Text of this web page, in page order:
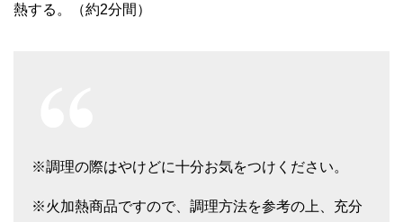
熱する。（約2分間）
※調理の際はやけどに十分お気をつけください。
※火加熱商品ですので、調理方法を参考の上、充分